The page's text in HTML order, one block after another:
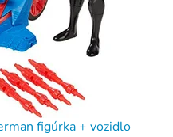
figúrka + vozidlo